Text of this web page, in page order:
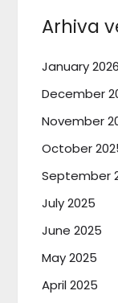
Arhiva
January 2026
December
November
October
September
July 2025
June 2025
May 2025
April 2025